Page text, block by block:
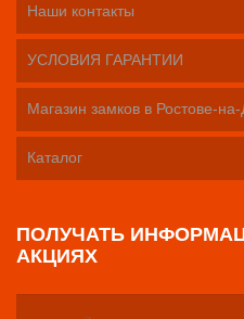
Наши контакты
УСЛОВИЯ ГАРАНТИИ
Магазин замков в Ростове-
Каталог
ПОЛУЧАТЬ
АКЦИЯХ